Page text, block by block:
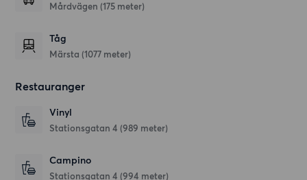
Mårdvägen (175 meter)
Tåg
Märsta (1077 meter)
Restauranger
Vinyl
Stationsgatan 4 (989 meter)
Campino
Stationsgatan 4 (994 meter)